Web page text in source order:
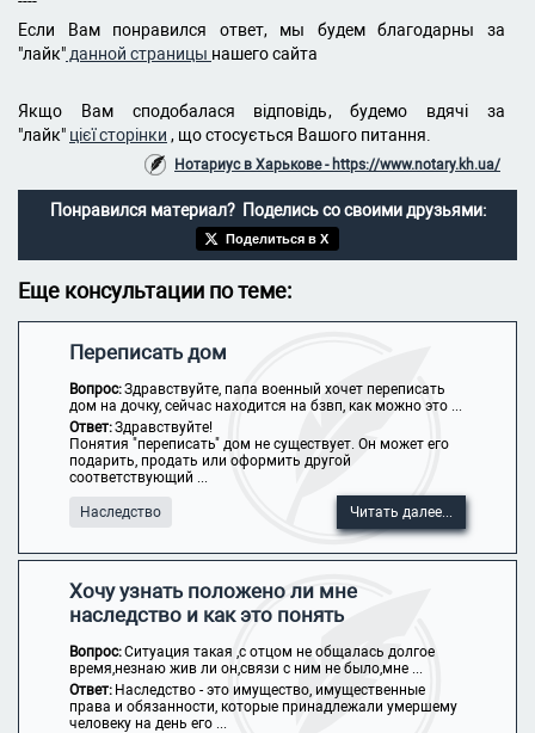
Если Вам понравился ответ, мы будем благодарны за
"лайк" данной страницы нашего сайта
Якщо Вам сподобалася відповідь, будемо вдячі за
"лайк" цієї сторінки , що стосується Вашого питання.
Нотариус в Харькове - https://www.notary.kh.ua/
Понравился материал? Поделись со своими друзьями:
Поделиться в X
Еще консультации по теме:
Переписать дом
Вопрос:Здравствуйте, папа военный хочет переписать
дом на дочку, сейчас находится на бзвп, как можно это ...
Ответ:Здравствуйте!
Понятия "переписать" дом не существует. Он может его
подарить, продать или оформить другой
соответствующий ...
Наследство Читать далее...
Хочу узнать положено ли мне
наследство и как это понять
Вопрос:Ситуация такая ,с отцом не общалась долгое
время,незнаю жив ли он,связи с ним не было,мне ...
Ответ: Наследство - это имущество, имущественные
права и обязанности, которые принадлежали умершему
человеку на день его ...